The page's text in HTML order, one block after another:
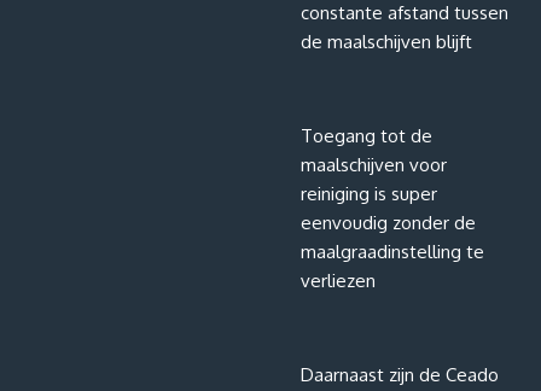
constante afstand tussen
de maalschijven blijft
Toegang tot de
maalschijven voor
reiniging is super
eenvoudig zonder de
maalgraadinstelling te
verliezen
Daarnaast zijn de Ceado